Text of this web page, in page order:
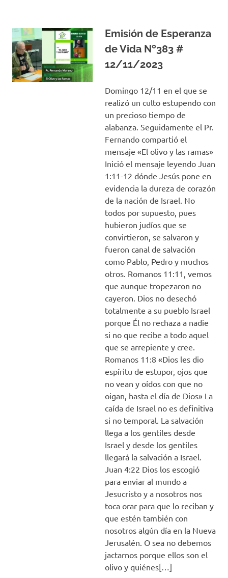
Emisión de Esperanza
de Vida Nº383 #
12/11/2023
Domingo 12/11 en el que se
realizó un culto estupendo con
un precioso tiempo de
alabanza. Seguidamente el Pr.
Fernando compartió el
mensaje «El olivo y las ramas»
Inició el mensaje leyendo Juan
1:11-12 dónde Jesús pone en
evidencia la dureza de corazón
de la nación de Israel. No
todos por supuesto, pues
hubieron judíos que se
convirtieron, se salvaron y
fueron canal de salvación
como Pablo, Pedro y muchos
otros. Romanos 11:11, vemos
que aunque tropezaron no
cayeron. Dios no desechó
totalmente a su pueblo Israel
porque Él no rechaza a nadie
si no que recibe a todo aquel
que se arrepiente y cree.
Romanos 11:8 «Dios les dio
espíritu de estupor, ojos que
no vean y oídos con que no
oigan, hasta el día de Dios» La
caída de Israel no es definitiva
si no temporal. La salvación
llega a los gentiles desde
Israel y desde los gentiles
llegará la salvación a Israel.
Juan 4:22 Dios los escogió
para enviar al mundo a
Jesucristo y a nosotros nos
toca orar para que lo reciban y
que estén también con
nosotros algún día en la Nueva
Jerusalén. O sea no debemos
jactarnos porque ellos son el
olivo y quiénes[…]